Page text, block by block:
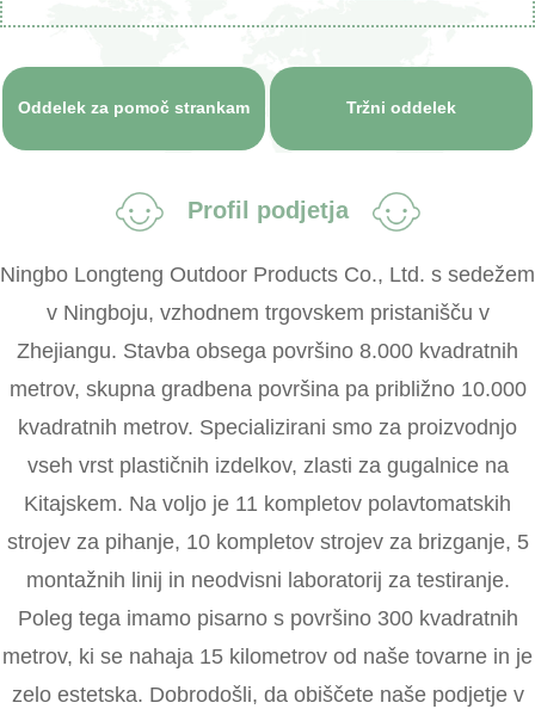
Oddelek za pomoč strankam Tržni oddelek
Profil podjetja
Ningbo Longteng Outdoor Products Co., Ltd. s sedežem
v Ningboju, vzhodnem trgovskem pristanišču v
Zhejiangu. Stavba obsega površino 8.000 kvadratnih
metrov, skupna gradbena površina pa približno 10.000
kvadratnih metrov. Specializirani smo za proizvodnjo
vseh vrst plastičnih izdelkov, zlasti za gugalnice na
Kitajskem. Na voljo je 11 kompletov polavtomatskih
strojev za pihanje, 10 kompletov strojev za brizganje, 5
montažnih linij in neodvisni laboratorij za testiranje.
Poleg tega imamo pisarno s površino 300 kvadratnih
metrov, ki se nahaja 15 kilometrov od naše tovarne in je
zelo estetska. Dobrodošli, da obiščete naše podjetje v